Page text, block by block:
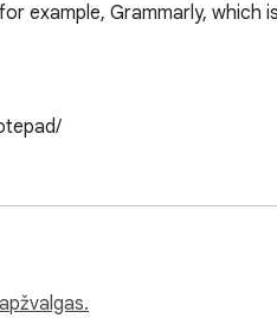
example, Grammarly, which
test.html . You can set